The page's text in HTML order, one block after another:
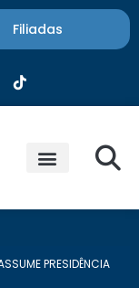
Filiadas
PRESIDÊNCIA